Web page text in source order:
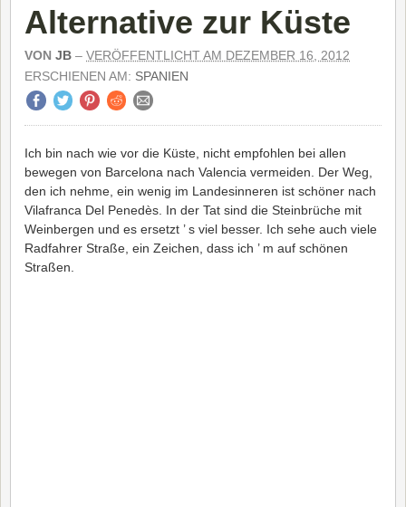
Alternative zur Küste
VON JB – VERÖFFENTLICHT AM DEZEMBER 16, 2012
ERSCHIENEN AM: SPANIEN
Ich bin nach wie vor die Küste, nicht empfohlen bei allen
bewegen von Barcelona nach Valencia vermeiden. Der Weg,
den ich nehme, ein wenig im Landesinneren ist schöner nach
Vilafranca Del Penedès. In der Tat sind die Steinbrüche mit
Weinbergen und es ersetzt ’ s viel besser. Ich sehe auch viele
Radfahrer Straße, ein Zeichen, dass ich ’ m auf schönen
Straßen.